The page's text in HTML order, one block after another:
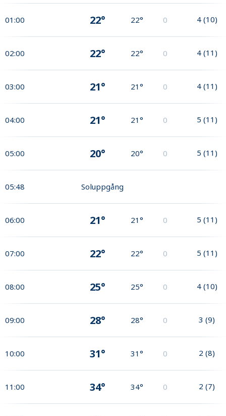
01:00 22° 22° 0 4 (10)
02:00 22° 22° 0 4 (11)
03:00 21° 21° 0 4 (11)
04:00 21° 21° 0 5 (11)
05:00 20° 20° 0 5 (11)
05:48 Soluppgång
06:00 21° 21° 0 5 (11)
07:00 22° 22° 0 5 (11)
08:00 25° 25° 0 4 (10)
09:00 28° 28° 0 3 (9)
10:00 31° 31° 0 2 (8)
11:00 34° 34° 0 2 (7)